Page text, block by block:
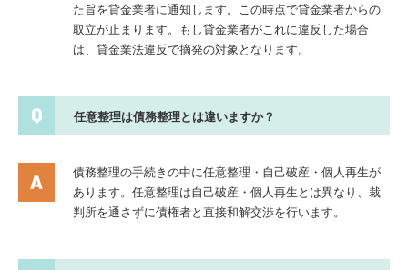
た旨を貸金業者に通知します。この時点で貸金業者からの
取立が止まります。もし貸金業者がこれに違反した場合
は、貸金業法違反で摘発の対象となります。
任意整理は債務整理とは違いますか？
債務整理の手続きの中に任意整理・自己破産・個人再生が
あります。任意整理は自己破産・個人再生とは異なり、裁
判所を通さずに債権者と直接和解交渉を行います。